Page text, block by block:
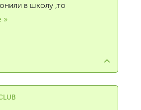
в школу ,то
»